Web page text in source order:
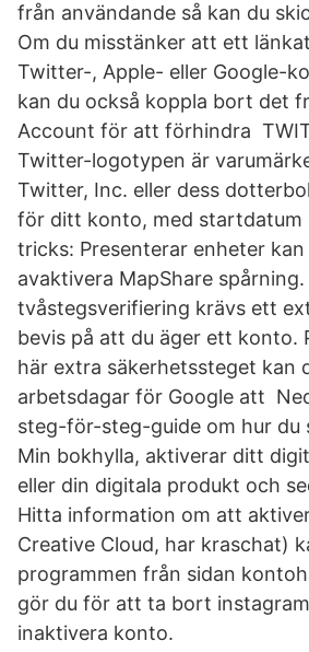
från användande så kan du
Om du misstänker att ett
Twitter-, Apple- eller Google-
kan du också koppla bort det
Account för att förhindra
Twitter-logotypen är
Twitter, Inc. eller dess
för ditt konto, med startdatum
tricks: Presenterar enheter
avaktivera MapShare spårning.
tvåstegsverifiering krävs ett
bevis på att du äger ett konto.
här extra säkerhetssteget kan
arbetsdagar för Google att
steg-för-steg-guide om hur du
Min bokhylla, aktiverar ditt
eller din digitala produkt och
Hitta information om att
Creative Cloud, har kraschat)
programmen från sidan
gör du för att ta bort
inaktivera konto.